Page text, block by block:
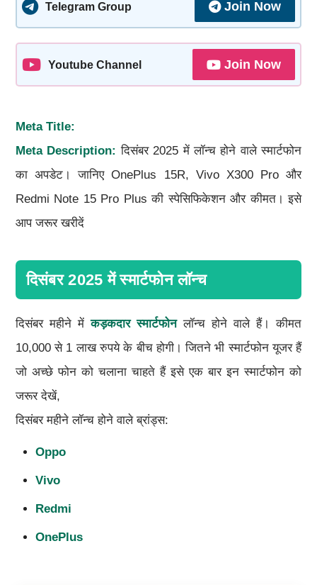
Telegram Group Join Now
Youtube Channel Join Now
Meta Title:
Meta Description: दिसंबर 2025 में लॉन्च होने वाले स्मार्टफोन
का अपडेट। जानिए OnePlus 15R, Vivo X300 Pro और
Redmi Note 15 Pro Plus की स्पेसिफिकेशन और कीमत। इसे
आप जरूर खरीदें
दिसंबर 2025 में स्मार्टफोन लॉन्च
दिसंबर महीने मेंकड़कदार स्मार्टफोनलॉन्च होने वाले हैं। कीमत
10,000 से 1 लाख रुपये के बीच होगी। जितने भी स्मार्टफोन यूजर हैं
जो अच्छे फोन को चलाना चाहते हैं इसे एक बार इन स्मार्टफोन को
जरूर देखें,
दिसंबर महीने लॉन्च होने वाले ब्रांड्स:
Oppo
Vivo
Redmi
OnePlus